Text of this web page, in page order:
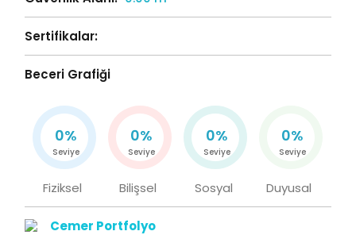
Sertifikalar:
Beceri Grafiği
0%
Seviye
Fiziksel
0%
Seviye
Bilişsel
0%
Seviye
Sosyal
0%
Seviye
Duyusal
Cemer Portfolyo